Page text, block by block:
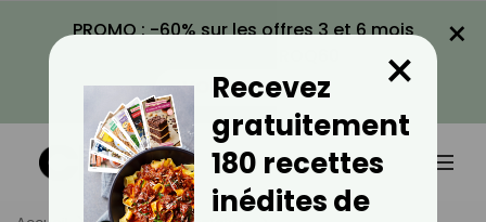
PROMO : -60% sur les offres 3 et 6 mois
VOIR LA PROMO
×
Recevez
gratuitement
180 recettes
inédites de
×